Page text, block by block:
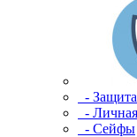
-
-
- Сейфы